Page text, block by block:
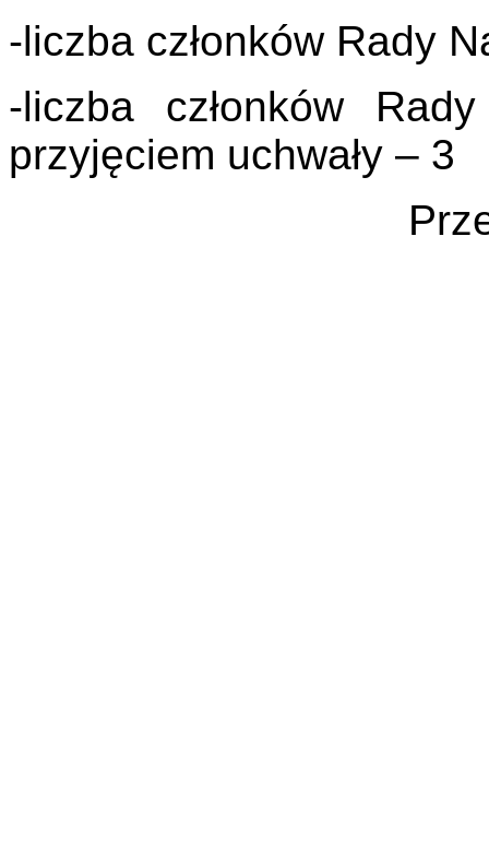
-liczba członków Rady
-liczba członków
przyjęciem uchwały – 3